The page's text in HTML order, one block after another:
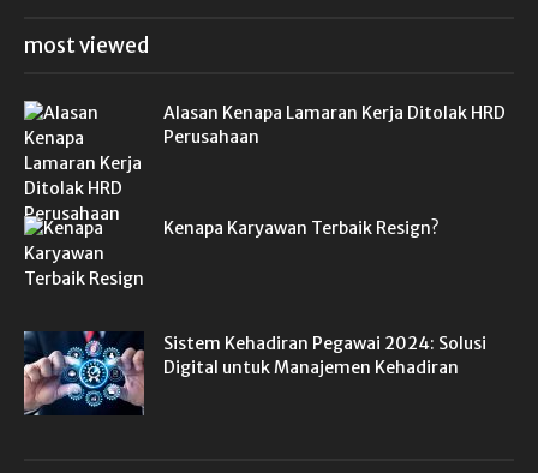
most viewed
Alasan Kenapa Lamaran Kerja Ditolak HRD
Perusahaan
Kenapa Karyawan Terbaik Resign?
Sistem Kehadiran Pegawai 2024: Solusi
Digital untuk Manajemen Kehadiran